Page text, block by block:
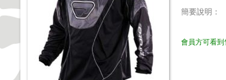
簡要說明 ：
會員方可看到